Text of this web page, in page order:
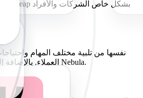
العملاء. بالإضافة إلى ذلك، يُمكن للمستخدمين المحتملين شراء بروكسيات قياسية ومميزة (حسب مستوى حساسية مهمتهم) أو بروكسيات مخصصة. هذا التنوع ليس من سمات بروكسي Nebula.